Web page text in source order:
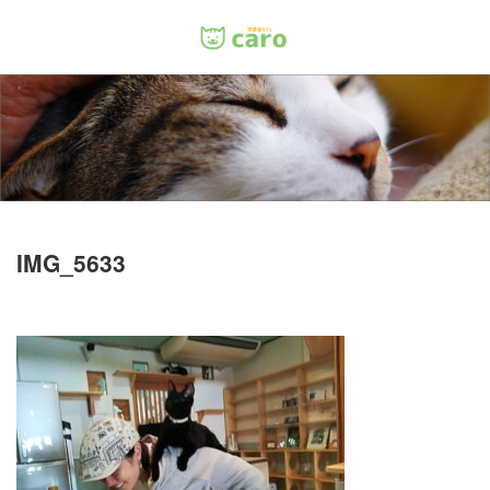
IMG_5633
Menu
ホーム
料金
里親について
お問い合わせ